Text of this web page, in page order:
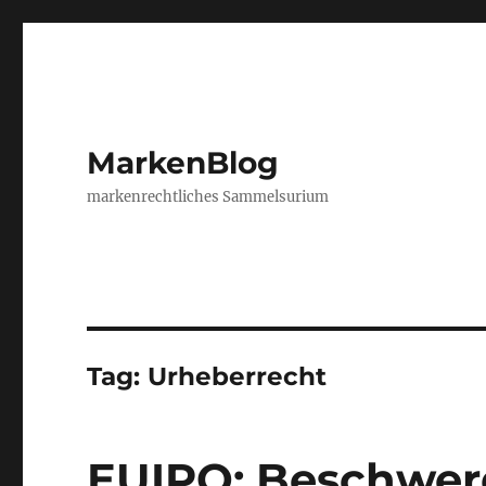
MarkenBlog
markenrechtliches Sammelsurium
Tag: Urheberrecht